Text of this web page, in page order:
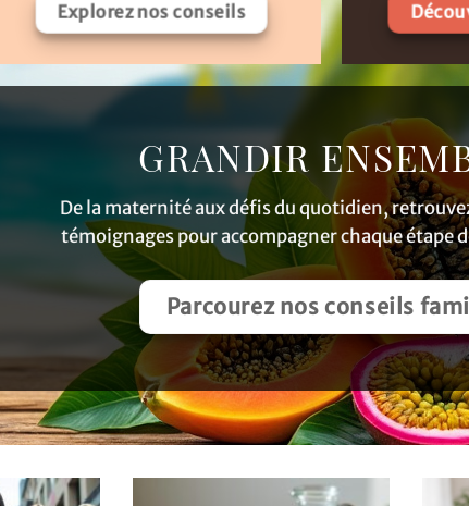
Explorez nos conseils
GRANDIR
De la maternité aux défis du quotidien,
témoignages pour accompagner chaque étape
Parcourez nos conseils